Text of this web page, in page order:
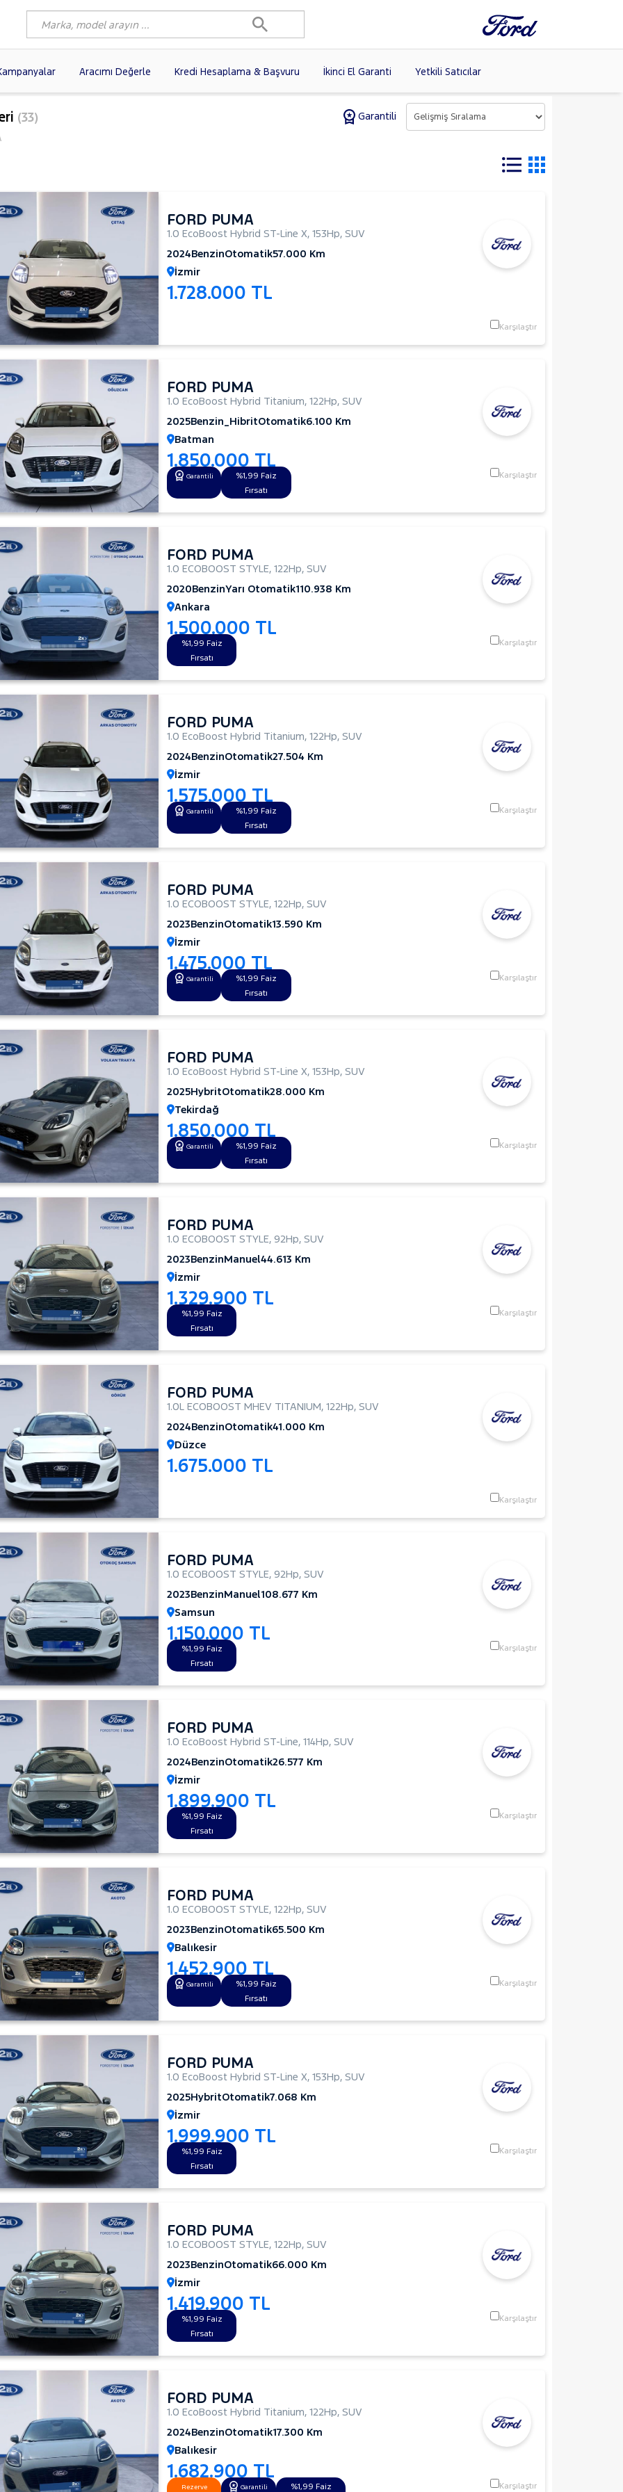
Aracımı Değerle Kredi Hesaplama & Başvuru İkinci El Garanti Yetkili Satıcılar
(33)
Garantili
FORD PUMA
1.0 EcoBoost Hybrid ST-Line X, 153Hp, SUV
2024BenzinOtomatik57.000 Km
İzmir
1.728.000 TL
Karşılaştır
FORD PUMA
1.0 EcoBoost Hybrid Titanium, 122Hp, SUV
2025Benzin_HibritOtomatik6.100 Km
Batman
1.850.000 TL
Garantili
%1,99 Faiz
Fırsatı
Karşılaştır
FORD PUMA
1.0 ECOBOOST STYLE, 122Hp, SUV
2020BenzinYarı Otomatik110.938 Km
Ankara
1.500.000 TL
%1,99 Faiz
Fırsatı
Karşılaştır
FORD PUMA
1.0 EcoBoost Hybrid Titanium, 122Hp, SUV
2024BenzinOtomatik27.504 Km
İzmir
1.575.000 TL
Garantili
%1,99 Faiz
Fırsatı
Karşılaştır
FORD PUMA
1.0 ECOBOOST STYLE, 122Hp, SUV
2023BenzinOtomatik13.590 Km
İzmir
1.475.000 TL
Garantili
%1,99 Faiz
Fırsatı
Karşılaştır
FORD PUMA
1.0 EcoBoost Hybrid ST-Line X, 153Hp, SUV
2025HybritOtomatik28.000 Km
Tekirdağ
1.850.000 TL
Garantili
%1,99 Faiz
Fırsatı
Karşılaştır
FORD PUMA
1.0 ECOBOOST STYLE, 92Hp, SUV
2023BenzinManuel44.613 Km
İzmir
1.329.900 TL
%1,99 Faiz
Fırsatı
Karşılaştır
FORD PUMA
1.0L ECOBOOST MHEV TITANIUM, 122Hp, SUV
2024BenzinOtomatik41.000 Km
Düzce
1.675.000 TL
Karşılaştır
FORD PUMA
1.0 ECOBOOST STYLE, 92Hp, SUV
2023BenzinManuel108.677 Km
Samsun
1.150.000 TL
%1,99 Faiz
Fırsatı
Karşılaştır
FORD PUMA
1.0 EcoBoost Hybrid ST-Line, 114Hp, SUV
2024BenzinOtomatik26.577 Km
İzmir
1.899.900 TL
%1,99 Faiz
Fırsatı
Karşılaştır
FORD PUMA
1.0 ECOBOOST STYLE, 122Hp, SUV
2023BenzinOtomatik65.500 Km
Balıkesir
1.452.900 TL
Garantili
%1,99 Faiz
Fırsatı
Karşılaştır
FORD PUMA
1.0 EcoBoost Hybrid ST-Line X, 153Hp, SUV
2025HybritOtomatik7.068 Km
İzmir
1.999.900 TL
%1,99 Faiz
Fırsatı
Karşılaştır
FORD PUMA
1.0 ECOBOOST STYLE, 122Hp, SUV
2023BenzinOtomatik66.000 Km
İzmir
1.419.900 TL
%1,99 Faiz
Fırsatı
Karşılaştır
FORD PUMA
1.0 EcoBoost Hybrid Titanium, 122Hp, SUV
2024BenzinOtomatik17.300 Km
Balıkesir
1.682.900 TL
Rezerve Garantili %1,99 Faiz Karşılaştır